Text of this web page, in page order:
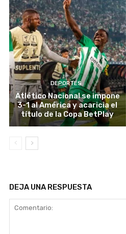
DEPORTES
Atlético Nacional se impone
3-1 al América y acaricia el
título de la Copa BetPlay
DEJA UNA RESPUESTA